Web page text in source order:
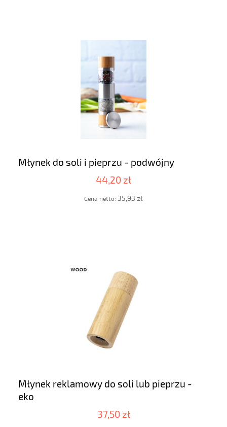
Młynek do soli i pieprzu - podwójny
44,20 zł
Cena netto: 35,93 zł
Młynek reklamowy do soli lub pieprzu -
eko
37,50 zł